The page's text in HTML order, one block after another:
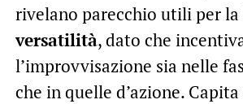
rivelano parecchio utili per
versatilità, dato che
l’improvvisazione sia nelle
che in quelle d’azione.